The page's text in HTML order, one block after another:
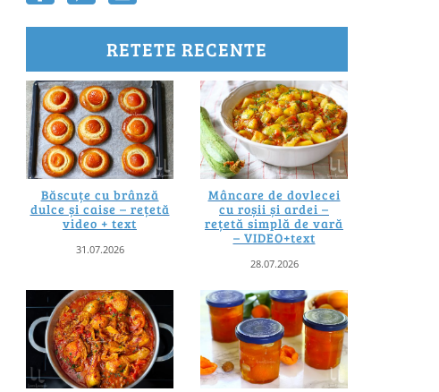
RETETE RECENTE
Băscuțe cu brânză
dulce și caise – rețetă
video + text
31.07.2026
Mâncare de dovlecei
cu roșii și ardei –
rețetă simplă de vară
– VIDEO+text
28.07.2026